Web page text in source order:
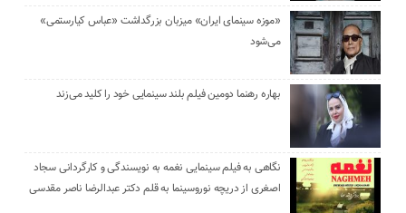
«موزه سینمای ایران» میزبان بزرگداشت «عباس کیارستمی»
می‌شود
بهاره رهنما دومین فیلم بلند سینمایی خود را کلید می‌زند
نگاهی به فیلم سینمایی نغمه به نویسندگی و کارگردانی سجاد
اصغری از دریچه نوروسینما به قلم دکتر عبدالرضا ناصر مقدسی